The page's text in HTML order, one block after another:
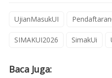
UjianMasukUI
SIMAKUI2026 SimakUi
Baca Juga: